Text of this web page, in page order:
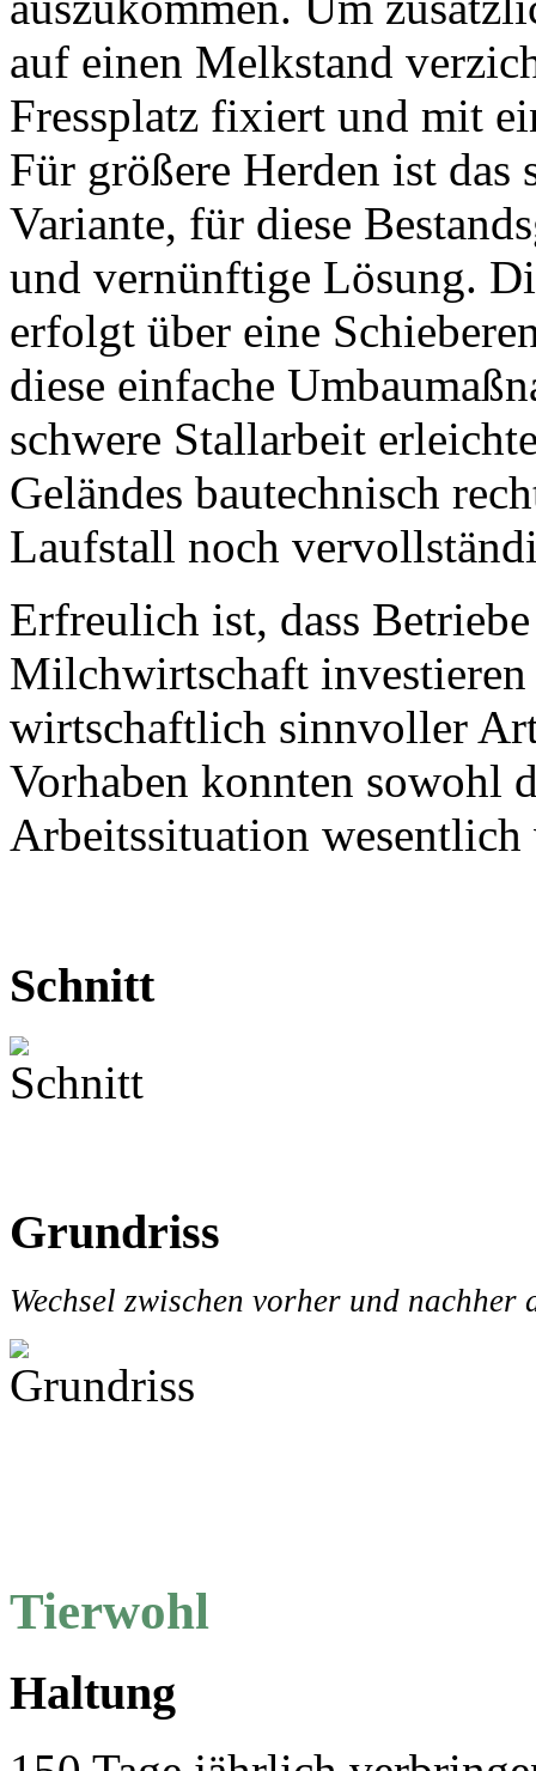
auf einen Melkstand
Fressplatz fixiert und mit
Für größere Herden ist
Variante, für diese
und vernünftige Lösung.
erfolgt über eine
diese einfache
schwere Stallarbeit
Geländes bautechnisch
Laufstall noch
Erfreulich ist, dass
Milchwirtschaft
wirtschaftlich sinnvoller
Vorhaben konnten sowohl
Arbeitssituation wesentlich
Schnitt
Grundriss
Wechsel zwischen vorher und
Tierwohl
Haltung